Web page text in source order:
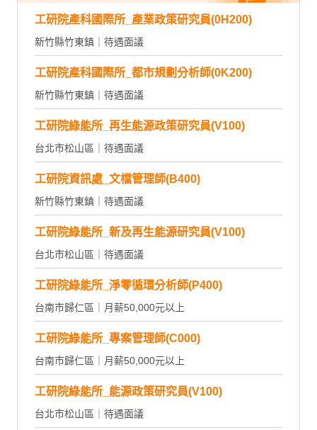
工研院產科國際所_產業政策研究員(0H200)
新竹縣竹東鎮｜待遇面議
工研院產科國際所_都市規劃分析師(0K200)
新竹縣竹東鎮｜待遇面議
工研院綠能所_再生能源政策研究員(V100)
台北市松山區｜待遇面議
工研院資訊處_文檔管理師(B400)
新竹縣竹東鎮｜待遇面議
工研院綠能所_新及再生能源研究員(V100)
台北市松山區｜待遇面議
工研院綠能所_淨零循環分析師(P400)
台南市歸仁區｜月薪50,000元以上
工研院綠能所_專案管理師(C000)
台南市歸仁區｜月薪50,000元以上
工研院綠能所_能源政策研究員(V100)
台北市松山區｜待遇面議